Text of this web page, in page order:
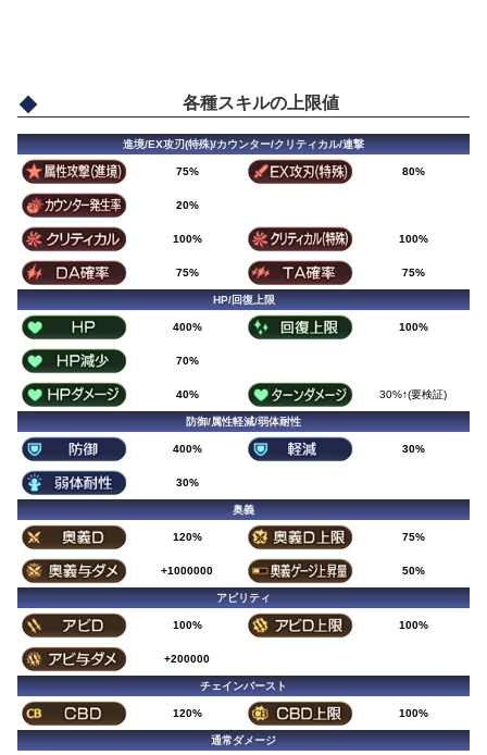
各種スキルの上限値
進境/EX攻刃(特殊)/カウンター/クリティカル/連撃
75% 80%
20%
100% 100%
75% 75%
HP/回復上限
400% 100%
70%
40% 30%↑(要検証)
防御/属性軽減/弱体耐性
400% 30%
30%
奥義
120% 75%
+1000000 50%
アビリティ
100% 100%
+200000
チェインバースト
120% 100%
通常ダメージ